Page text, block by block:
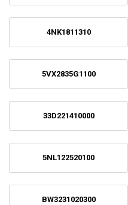
4NK1811310
5VX2835G1100
33D221410000
5NL122520100
BW3231020300